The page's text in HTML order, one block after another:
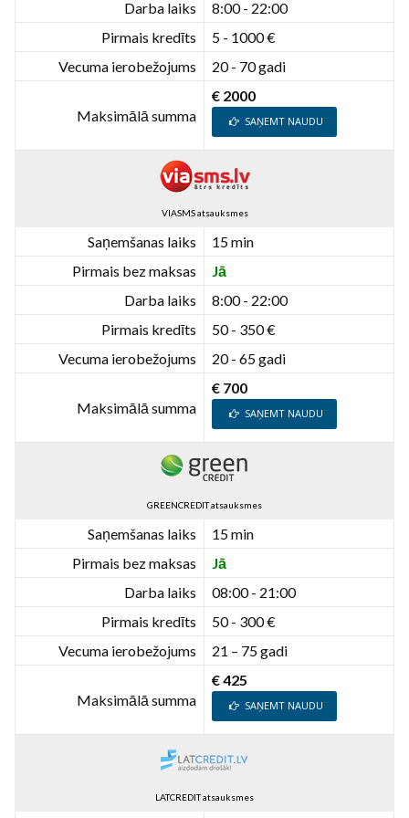
Darba laiks
8:00 - 22:00
Pirmais kredīts
5 - 1000 €
Vecuma ierobežojums
20 - 70 gadi
Maksimālā summa
€ 2000
SAŅEMT NAUDU
VIASMS atsauksmes
Saņemšanas laiks
15 min
Pirmais bez maksas
Jā
Darba laiks
8:00 - 22:00
Pirmais kredīts
50 - 350 €
Vecuma ierobežojums
20 - 65 gadi
Maksimālā summa
€ 700
SAŅEMT NAUDU
GREENCREDIT atsauksmes
Saņemšanas laiks
15 min
Pirmais bez maksas
Jā
Darba laiks
08:00 - 21:00
Pirmais kredīts
50 - 300 €
Vecuma ierobežojums
21 – 75 gadi
Maksimālā summa
€ 425
SAŅEMT NAUDU
LATCREDIT atsauksmes